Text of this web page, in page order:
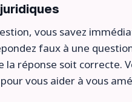
vous savez
faux à une
la réponse soit correcte.
vous aider à vous